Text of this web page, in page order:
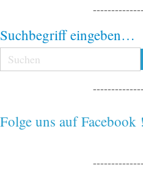
Suchbegriff eingeben…
Folge uns auf Facebook !